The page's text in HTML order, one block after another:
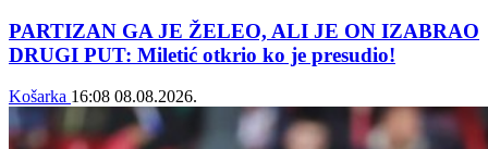
PARTIZAN GA JE ŽELEO, ALI JE ON IZABRAO
DRUGI PUT: Miletić otkrio ko je presudio!
Košarka 16:08 08.08.2026.